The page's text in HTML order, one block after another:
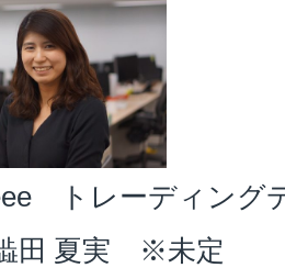
トレーディング
田 夏実 ※未定